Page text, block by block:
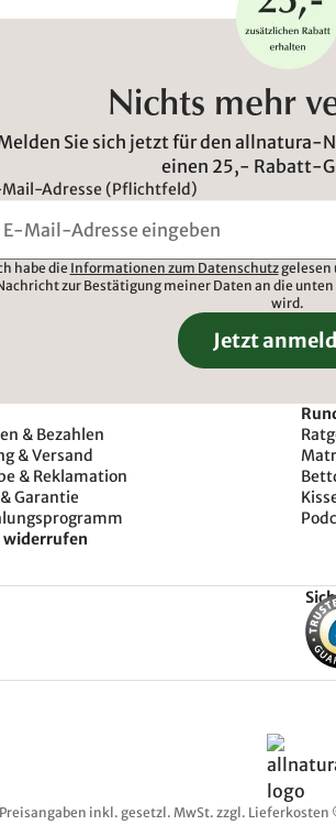
Nichts mehr
Sie sich jetzt für den allnatura-
einen 25,- Rabatt-
Adresse (Pflichtfeld)
habe die Informationen zum Datenschutzgelesen
zur Bestätigung meiner Daten an die
wird.
Jetzt
& Bezahlen
& Versand
& Reklamation
Garantie
widerrufen
inkl. gesetzl. MwSt. zzgl. Lieferkosten